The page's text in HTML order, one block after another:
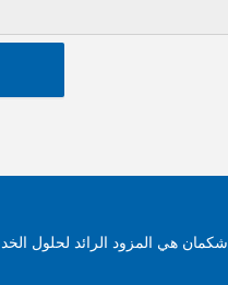
شكمان هي المزود الرائد لحلول